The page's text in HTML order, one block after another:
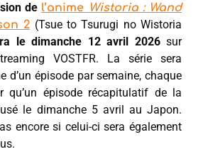
de l’anime Wistoria : Wand
2 (Tsue to Tsurugi no Wistoria
le dimanche 12 avril 2026sur
VOSTFR. La série sera
d’un épisode par semaine, chaque
qu’un épisode récapitulatif de la
le dimanche 5 avril au Japon.
encore si celui-ci sera également